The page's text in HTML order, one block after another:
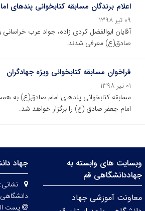
اعلام برندگان مسابقه کتابخوانی پندهای
۰۹ تیر ۱۳۹۸
آقایان ابوالفضل کردی زاده، جواد عرب
صادق(ع) معرفی شدند.
فراخوان مسابقه کتابخوانی ویژه جهادگران
۰۱ تیر ۱۳۹۸
مسابقه کتابخوانی پندهای امام صادق(ع) به
امام جعفر صادق (ع) را برگزار خواهد شد.
وبسایت های وابسته به
جهاددانشگاهی قم
معاونت آموزشی جهاد
جهاد
نشانی:
پست